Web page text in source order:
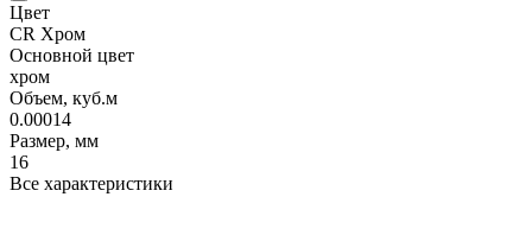
Цвет
CR Хром
Основной цвет
хром
Объем, куб.м
0.00014
Размер, мм
16
Все характеристики